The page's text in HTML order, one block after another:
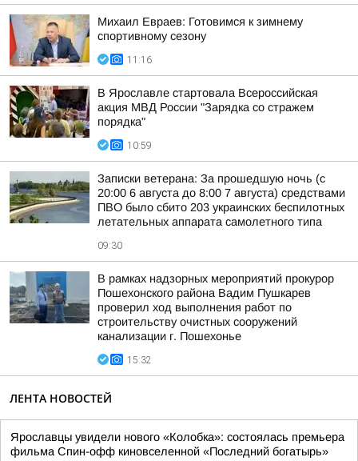
Михаил Евраев: Готовимся к зимнему
спортивному сезону
11:16
В Ярославле стартовала Всероссийская
акция МВД России "Зарядка со стражем
порядка"
10:59
Записки ветерана: За прошедшую ночь (с
20:00 6 августа до 8:00 7 августа) средствами
ПВО было сбито 203 украинских беспилотных
летательных аппарата самолетного типа
09:30
В рамках надзорных мероприятий прокурор
Пошехонского района Вадим Пушкарев
проверил ход выполнения работ по
строительству очистных сооружений
канализации г. Пошехонье
15:32
ЛЕНТА НОВОСТЕЙ
Ярославцы увидели нового «Колобка»: состоялась премьера
фильма Спин-офф киновселенной «Последний богатырь»